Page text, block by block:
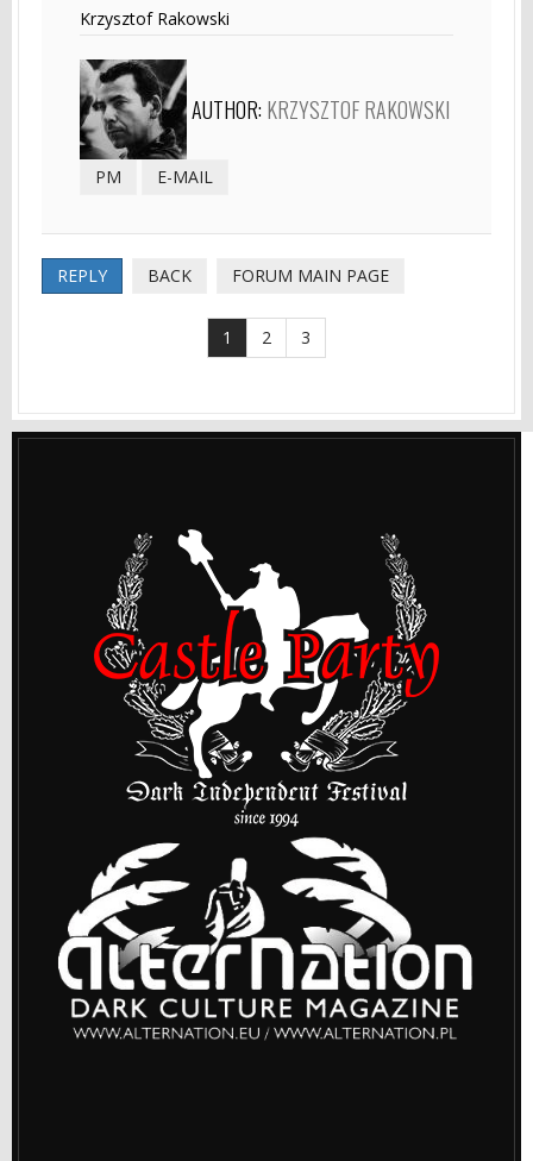
Krzysztof Rakowski
AUTHOR: KRZYSZTOF RAKOWSKI
PM E-MAIL
REPLY BACK FORUM MAIN PAGE
1 2 3